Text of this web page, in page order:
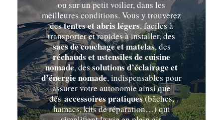
ou sur un petit voilier, dans les
meilleures conditions. Vous y trouverez
destentes et abris légers, faciles à
transporter et rapides à installer, des
sacs de couchage et matelas, des
réchauds et ustensiles de cuisine
nomade, dessolutions d’éclairage et
d’énergie nomade, indispensables pour
assurer votre autonomie ainsi que
desaccessoires pratiques(bâches,
hamacs, kits de réparation…) qui